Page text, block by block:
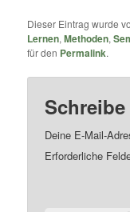
Dieser Eintrag wurde
Lernen,Methoden,
für den Permalink.
Deine E-Mail-
Erforderliche